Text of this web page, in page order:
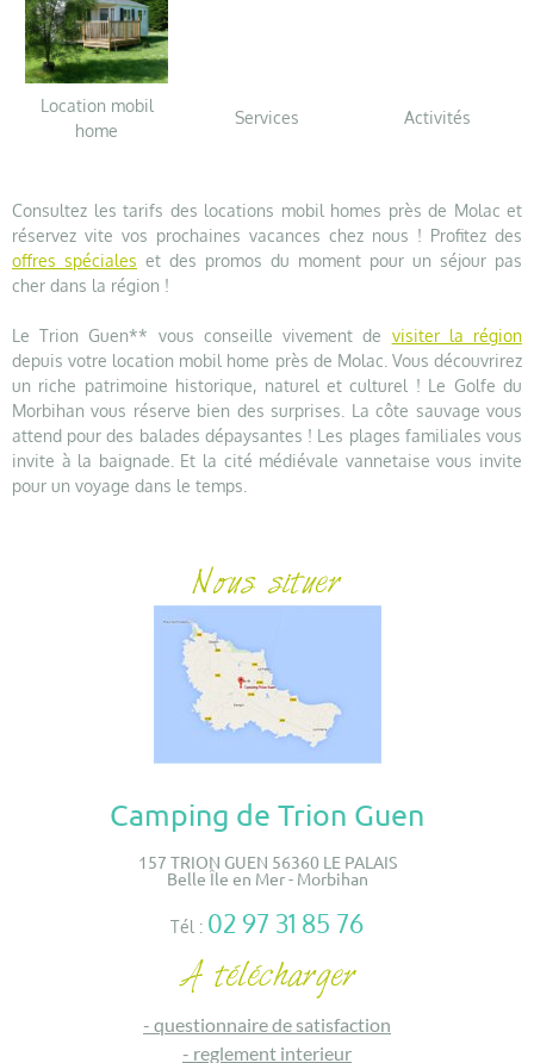
Location mobil
home
Services Activités
Consultez les tarifs des locations mobil homes près de Molac et
réservez vite vos prochaines vacances chez nous ! Profitez des
offres spéciales et des promos du moment pour un séjour pas
cher dans la région !
Le Trion Guen** vous conseille vivement de visiter la région
depuis votre location mobil home près de Molac. Vous découvrirez
un riche patrimoine historique, naturel et culturel ! Le Golfe du
Morbihan vous réserve bien des surprises. La côte sauvage vous
attend pour des balades dépaysantes ! Les plages familiales vous
invite à la baignade. Et la cité médiévale vannetaise vous invite
pour un voyage dans le temps.
Camping de Trion Guen
157 TRION GUEN 56360 LE PALAIS
Belle Île en Mer - Morbihan
Tél : 02 97 31 85 76
- questionnaire de satisfaction
- reglement interieur